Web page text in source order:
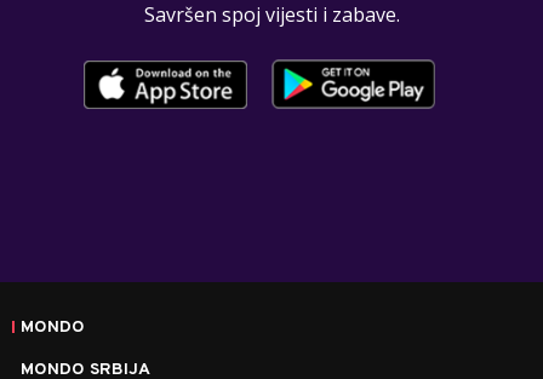
Savršen spoj vijesti i zabave.
MONDO
MONDO SRBIJA